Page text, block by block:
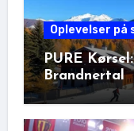
Oplevelser på
PURE
Brandnertal